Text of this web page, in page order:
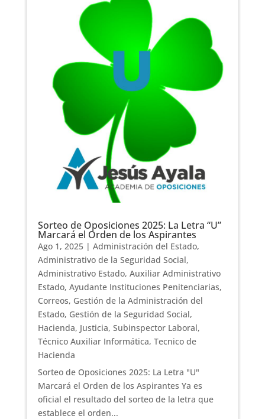
Sorteo de Oposiciones 2025: La Letra “U”
Marcará el Orden de los Aspirantes
Ago 1, 2025| Administración del Estado,
Administrativo de la Seguridad Social,
Administrativo Estado, Auxiliar Administrativo
Estado, Ayudante Instituciones Penitenciarias,
Correos, Gestión de la Administración del
Estado, Gestión de la Seguridad Social,
Hacienda, Justicia, Subinspector Laboral,
Técnico Auxiliar Informática, Tecnico de
Hacienda
Sorteo de Oposiciones 2025: La Letra "U"
Marcará el Orden de los Aspirantes Ya es
oficial el resultado del sorteo de la letra que
establece el orden...